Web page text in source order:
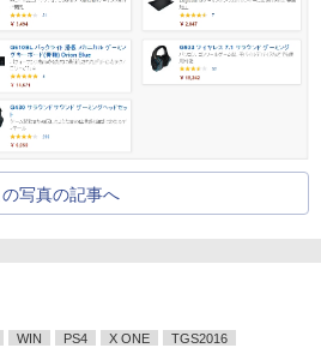
の写真の記事へ
WIN PS4 X ONE TGS2016